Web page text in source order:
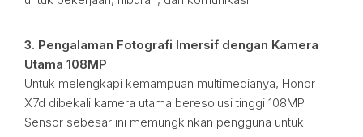
3. Pengalaman Fotografi Imersif dengan Kamera
Utama 108MP
Untuk melengkapi kemampuan multimedianya, Honor
X7d dibekali kamera utama beresolusi tinggi 108MP.
Sensor sebesar ini memungkinkan pengguna untuk